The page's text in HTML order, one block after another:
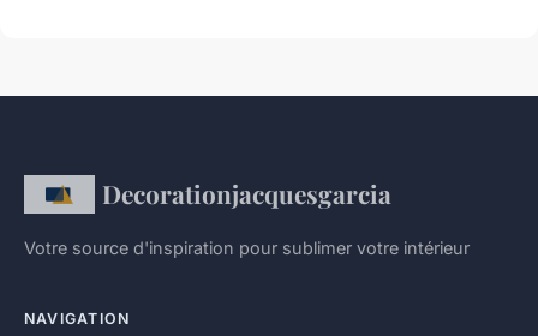
Decorationjacquesgarcia
Votre source d'inspiration pour sublimer votre intérieur
NAVIGATION